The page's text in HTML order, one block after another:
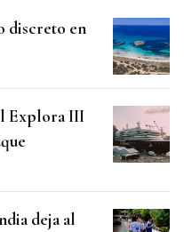
discreto en
Explora III
deja al